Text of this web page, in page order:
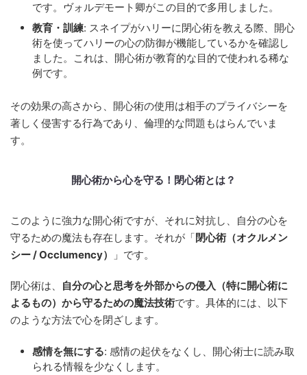
です。ヴォルデモート卿がこの目的で多用しました。
教育・訓練: スネイプがハリーに閉心術を教える際、開心
術を使ってハリーの心の防御が機能しているかを確認し
ました。これは、開心術が教育的な目的で使われる稀な
例です。
その効果の高さから、開心術の使用は相手のプライバシーを
著しく侵害する行為であり、倫理的な問題もはらんでいま
す。
開心術から心を守る！閉心術とは？
このように強力な開心術ですが、それに対抗し、自分の心を
守るための魔法も存在します。それが「閉心術（オクルメン
シー / Occlumency）
」です。
閉心術は、
自分の心と思考を外部からの侵入（特に開心術に
よるもの）から守るための魔法技術です。具体的には、以下
のような方法で心を閉ざします。
感情を無にする: 感情の起伏をなくし、開心術士に読み取
られる情報を少なくします。